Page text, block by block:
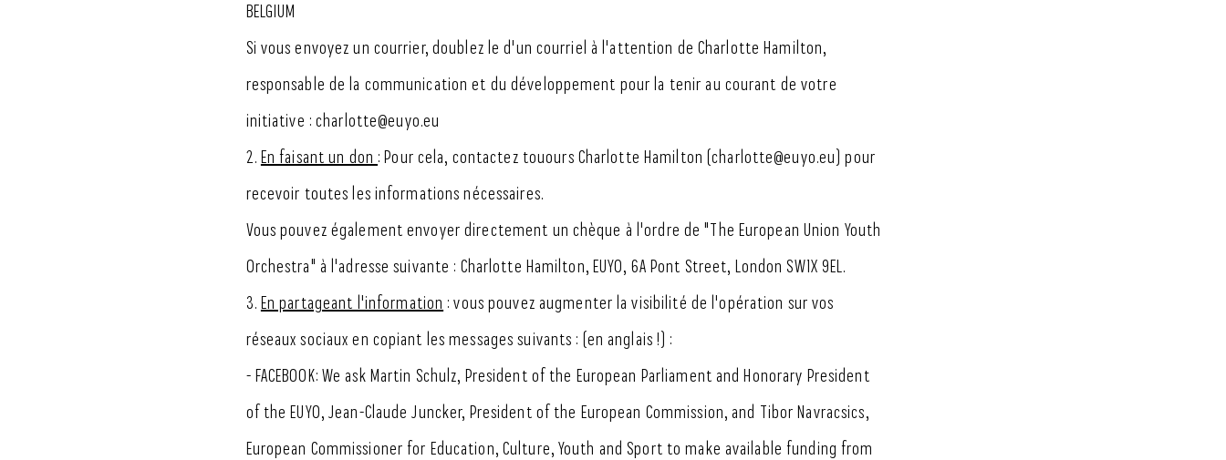
BELGIUM
Si vous envoyez un courrier, doublez le d'un courriel à l'attention de Charlotte Hamilton,
responsable de la communication et du développement pour la tenir au courant de votre
initiative : charlotte@euyo.eu
2. En faisant un don : Pour cela, contactez touours Charlotte Hamilton (charlotte@euyo.eu) pour
recevoir toutes les informations nécessaires.
Vous pouvez également envoyer directement un chèque à l'ordre de "The European Union Youth
Orchestra" à l'adresse suivante : Charlotte Hamilton, EUYO, 6A Pont Street, London SW1X 9EL.
3. En partageant l'information : vous pouvez augmenter la visibilité de l'opération sur vos
réseaux sociaux en copiant les messages suivants : (en anglais !) :
- FACEBOOK: We ask Martin Schulz, President of the European Parliament and Honorary President
of the EUYO, Jean-Claude Juncker, President of the European Commission, and Tibor Navracsics,
European Commissioner for Education, Culture, Youth and Sport to make available funding from